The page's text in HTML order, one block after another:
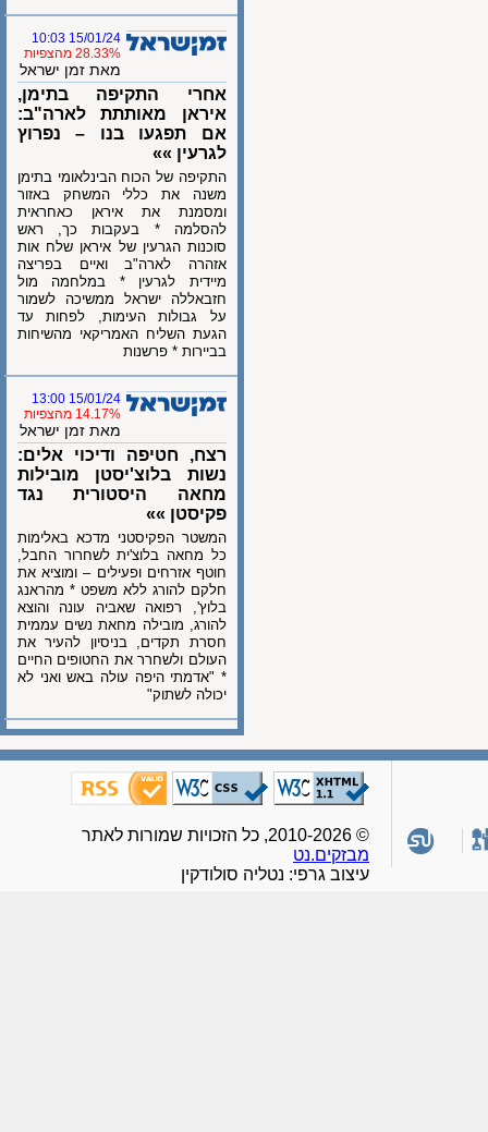
15/01/24 10:03
28.33% מהצפיות
מאת זמן ישראל
אחרי התקיפה בתימן,
איראן מאותתת לארה"ב:
אם תפגעו בנו – נפרוץ
לגרעין »»
התקיפה של הכוח הבינלאומי בתימן
משנה את כללי המשחק באזור
ומסמנת את איראן כאחראית
להסלמה * בעקבות כך, ראש
סוכנות הגרעין של איראן שלח אות
אזהרה לארה"ב ואיים בפריצה
מיידית לגרעין * במלחמה מול
חזבאללה ישראל ממשיכה לשמור
על גבולות העימות, לפחות עד
הגעת השליח האמריקאי מהשיחות
בביירות * פרשנות
15/01/24 13:00
14.17% מהצפיות
מאת זמן ישראל
רצח, חטיפה ודיכוי אלים:
נשות בלוצ'יסטן מובילות
מחאה היסטורית נגד
פקיסטן »»
המשטר הפקיסטני מדכא באלימות
כל מחאה בלוצ'ית לשחרור החבל,
חוטף אזרחים ופעילים – ומוציא את
חלקם להורג ללא משפט * מהראנג
בלוץ', רפואה שאביה עונה והוצא
להורג, מובילה מחאת נשים עממית
חסרת תקדים, בניסיון להעיר את
העולם ולשחרר את החטופים החיים
* "אדמתי היפה עולה באש ואני לא
יכולה לשתוק"
מבזקים.נט
עיצוב גרפי: נטליה סולודקין